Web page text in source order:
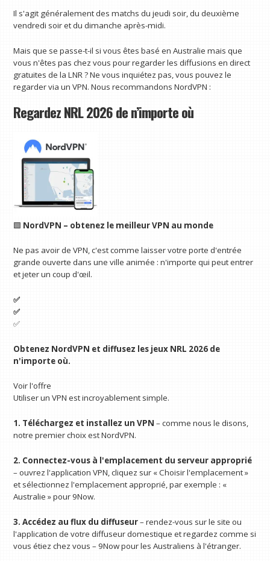
Il s'agit généralement des matchs du jeudi soir, du deuxième
vendredi soir et du dimanche après-midi.
Mais que se passe-t-il si vous êtes basé en Australie mais que
vous n'êtes pas chez vous pour regarder les diffusions en direct
gratuites de la LNR ? Ne vous inquiétez pas, vous pouvez le
regarder via un VPN. Nous recommandons NordVPN :
Regardez NRL 2026 de n’importe où
🟩 NordVPN – obtenez le meilleur VPN au monde
Ne pas avoir de VPN, c'est comme laisser votre porte d'entrée
grande ouverte dans une ville animée : n'importe qui peut entrer
et jeter un coup d'œil.
✅
✅
✅
Obtenez NordVPN et diffusez les jeux NRL 2026 de
n'importe où.
Voir l'offre
Utiliser un VPN est incroyablement simple.
1. Téléchargez et installez un VPN – comme nous le disons,
notre premier choix est NordVPN.
2. Connectez-vous à l'emplacement du serveur approprié
– ouvrez l'application VPN, cliquez sur « Choisir l'emplacement »
et sélectionnez l'emplacement approprié, par exemple : «
Australie » pour 9Now.
3. Accédez au flux du diffuseur– rendez-vous sur le site ou
l'application de votre diffuseur domestique et regardez comme si
vous étiez chez vous – 9Now pour les Australiens à l'étranger.